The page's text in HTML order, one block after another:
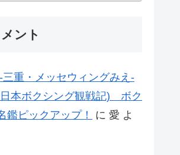
ント
三重・メッセウィングみえ-
本ボクシング観戦記) ボク
鑑ピックアップ！
に 愛 よ